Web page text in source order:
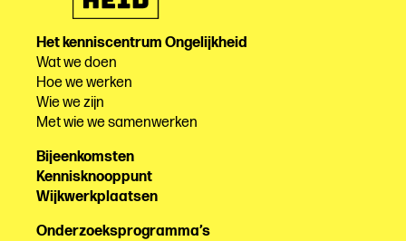
Het kenniscentrum Ongelijkheid
Wat we doen
Hoe we werken
Wie we zijn
Met wie we samenwerken
Bijeenkomsten
Kennisknooppunt
Wijkwerkplaatsen
Onderzoeksprogramma’s